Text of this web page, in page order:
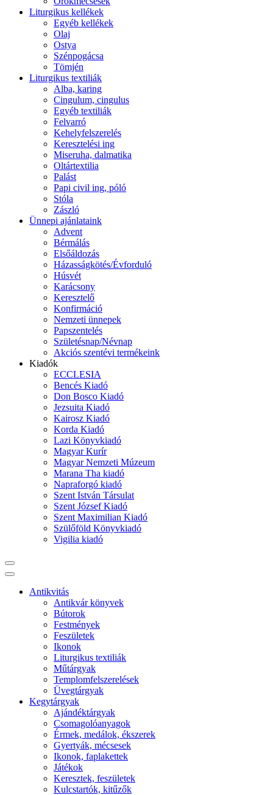
Liturgikus kellékek
Egyéb kellékek
Olaj
Ostya
Szénpogácsa
Tömjén
Liturgikus textiliák
Alba, karing
Cingulum, cingulus
Egyéb textiliák
Felvarró
Kehelyfelszerelés
Keresztelési ing
Miseruha, dalmatika
Oltártextilia
Palást
Papi civil ing, póló
Stóla
Zászló
Ünnepi ajánlataink
Advent
Bérmálás
Elsőáldozás
Házasságkötés/Évforduló
Húsvét
Karácsony
Keresztelő
Konfirmáció
Nemzeti ünnepek
Papszentelés
Születésnap/Névnap
Akciós szentévi termékeink
Kiadók
ECCLESIA
Bencés Kiadó
Don Bosco Kiadó
Jezsuita Kiadó
Kairosz Kiadó
Korda Kiadó
Lazi Könyvkiadó
Magyar Kurír
Magyar Nemzeti Múzeum
Marana Tha kiadó
Napraforgó kiadó
Szent István Társulat
Szent József Kiadó
Szent Maximilian Kiadó
Szülőföld Könyvkiadó
Vigilia kiadó
Antikvitás
Antikvár könyvek
Bútorok
Festmények
Feszületek
Ikonok
Liturgikus textiliák
Műtárgyak
Templomfelszerelések
Üvegtárgyak
Kegytárgyak
Ajándéktárgyak
Csomagolóanyagok
Érmek, medálok, ékszerek
Gyertyák, mécsesek
Ikonok, faplakettek
Játékok
Keresztek, feszületek
Kulcstartók, kitűzők